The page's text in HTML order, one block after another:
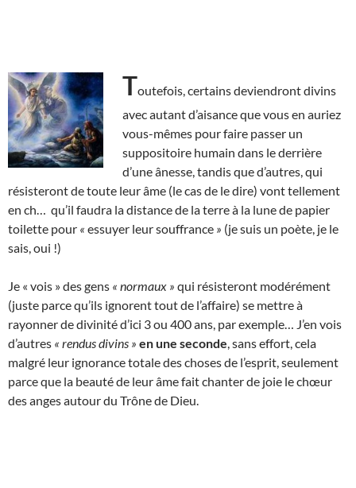
Toutefois, certains deviendront divins
avec autant d’aisance que vous en auriez
vous-mêmes pour faire passer un
suppositoire humain dans le derrière
d’une ânesse, tandis que d’autres, qui
résisteront de toute leur âme (le cas de le dire) vont tellement
en ch… qu’il faudra la distance de la terre à la lune de papier
toilette pour « essuyer leur souffrance » (je suis un poète, je le
sais, oui !)
Je « vois » des gens « normaux » qui résisteront modérément
(juste parce qu’ils ignorent tout de l’affaire) se mettre à
rayonner de divinité d’ici 3 ou 400 ans, par exemple… J’en vois
d’autres « rendus divins » en une seconde , sans effort, cela
malgré leur ignorance totale des choses de l’esprit, seulement
parce que la beauté de leur âme fait chanter de joie le chœur
des anges autour du Trône de Dieu.